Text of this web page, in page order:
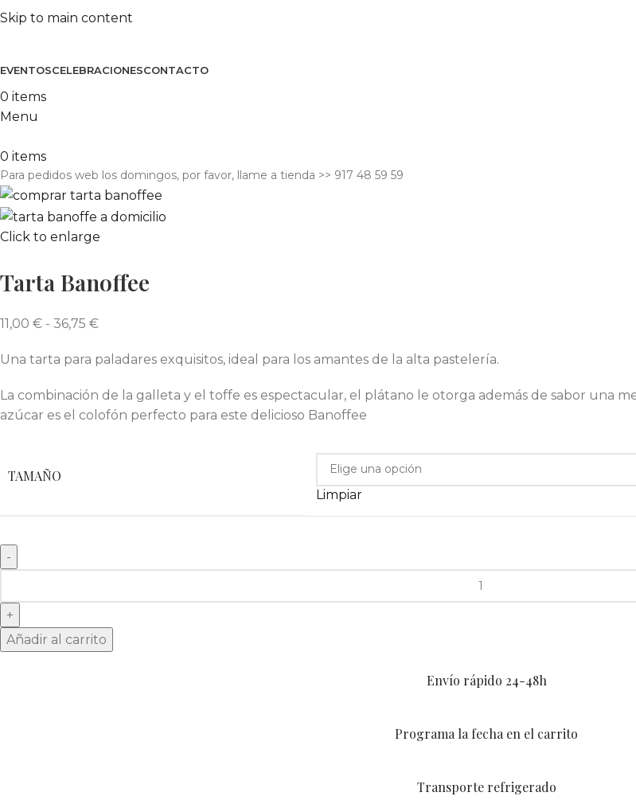
Skip to main content
EVENTOSCELEBRACIONESCONTACTO
0 items
Menu
0 items
Para pedidos web los domingos, por favor, llame a tienda​ >> 917 48 59 59
Click to enlarge
Tarta Banoffee
11,00 € - 36,75 €
Una tarta para paladares exquisitos, ideal para los amantes de la alta pastelería.
La combinación de la galleta y el toffe es espectacular, el plátano le otorga además de sabor una
azúcar es el colofón perfecto para este delicioso Banoffee
TAMAÑO
Limpiar
Añadir al carrito
Envío rápido 24-48h
Programa la fecha en el carrito
Transporte refrigerado